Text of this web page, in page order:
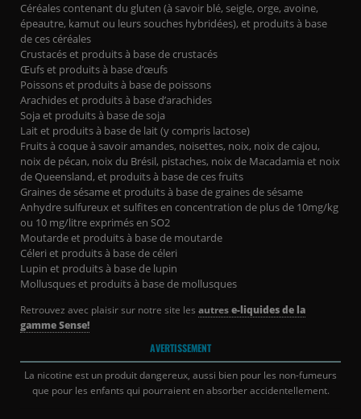
Céréales contenant du gluten (à savoir blé, seigle, orge, avoine,
épeautre, kamut ou leurs souches hybridées), et produits à base
de ces céréales
Crustacés et produits à base de crustacés
Œufs et produits à base d’œufs
Poissons et produits à base de poissons
Arachides et produits à base d’arachides
Soja et produits à base de soja
Lait et produits à base de lait (y compris lactose)
Fruits à coque à savoir amandes, noisettes, noix, noix de cajou,
noix de pécan, noix du Brésil, pistaches, noix de Macadamia et noix
de Queensland, et produits à base de ces fruits
Graines de sésame et produits à base de graines de sésame
Anhydre sulfureux et sulfites en concentration de plus de 10mg/kg
ou 10 mg/litre exprimés en SO2
Moutarde et produits à base de moutarde
Céleri et produits à base de céleri
Lupin et produits à base de lupin
Mollusques et produits à base de mollusques
Retrouvez avec plaisir sur notre site les autrese-liquides de la
gamme Sense!
AVERTISSEMENT
La nicotine est un produit dangereux, aussi bien pour les non-fumeurs
que pour les enfants qui pourraient en absorber accidentellement.